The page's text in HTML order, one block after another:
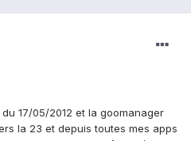
17/05/2012 et la goomanager
la 23 et depuis toutes mes apps